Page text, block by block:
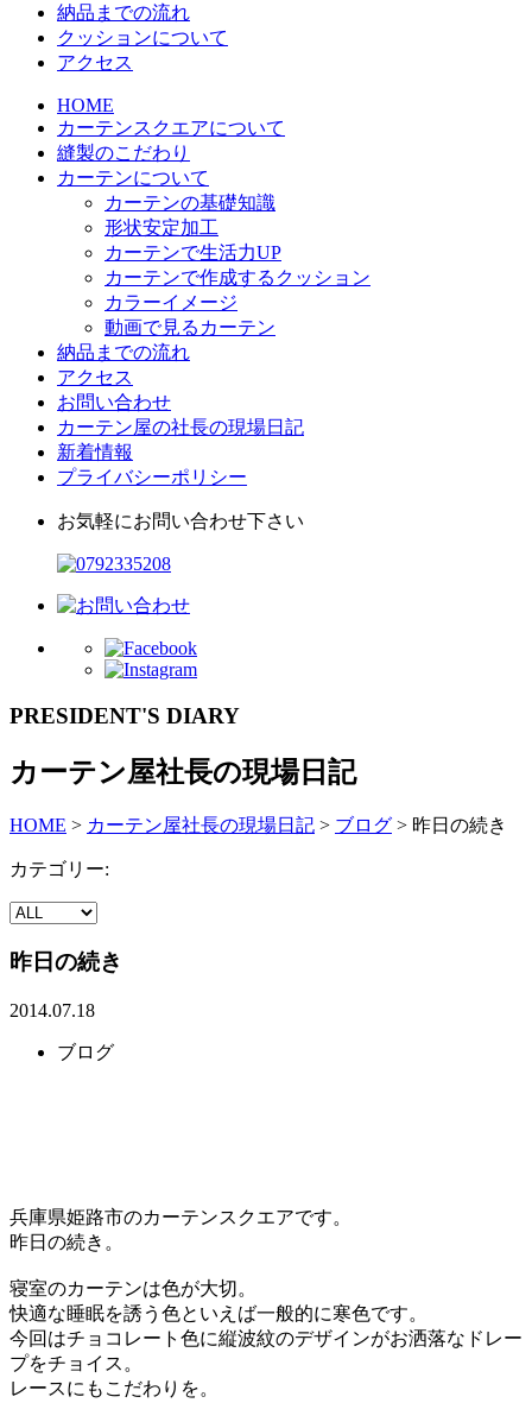
納品までの流れ
クッションについて
アクセス
HOME
カーテンスクエアについて
縫製のこだわり
カーテンについて
カーテンの基礎知識
形状安定加工
カーテンで生活力UP
カーテンで作成するクッション
カラーイメージ
動画で見るカーテン
納品までの流れ
アクセス
お問い合わせ
カーテン屋の社長の現場日記
新着情報
プライバシーポリシー
お気軽にお問い合わせ下さい
PRESIDENT'S DIARY
カーテン屋社長の現場日記
HOME > カーテン屋社長の現場日記 > ブログ > 昨日の続き
カテゴリー:
昨日の続き
2014.07.18
ブログ
兵庫県姫路市のカーテンスクエアです。
昨日の続き。
寝室のカーテンは色が大切。
快適な睡眠を誘う色といえば一般的に寒色です。
今回はチョコレート色に縦波紋のデザインがお洒落なドレー
プをチョイス。
レースにもこだわりを。